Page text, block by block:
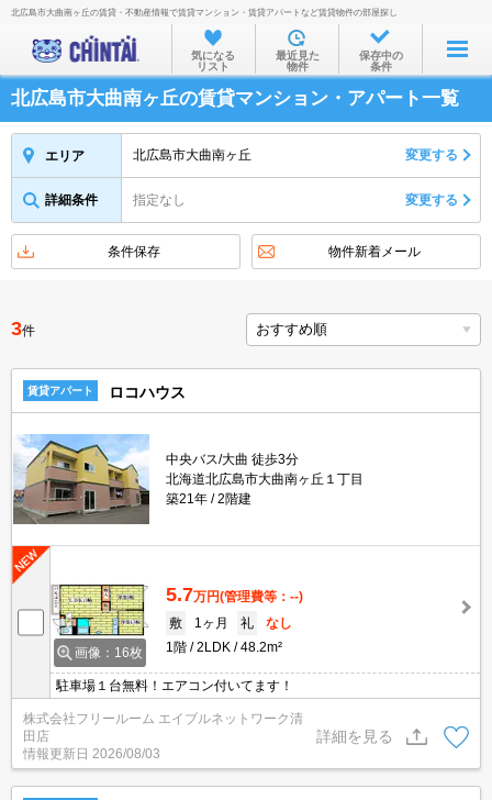
お部屋を探す
沿線・駅から
住所から
家賃相場から
物件特集から
不動産会社から
TOP
北広島市大曲南ヶ丘の賃貸・不動産情報で賃貸マンション・賃貸アパートなど賃貸物件の部屋探し
気になる
リスト
最近見た
物件
保存中の
条件
北広島市大曲南ヶ丘の賃貸マンション・アパート一覧
エリア 北広島市大曲南ヶ丘 変更する
詳細条件 指定なし 変更する
条件保存 物件新着メール
3件
賃貸アパート ロコハウス
中央バス/大曲 徒歩3分
北海道北広島市大曲南ヶ丘１丁目
築21年
2階建
画像：16枚
5.7万円(管理費等：--)
敷
1ヶ月 礼
なし
1階
2LDK 48.2m²
駐車場１台無料！エアコン付いてます！
株式会社フリールーム エイブルネットワーク清
田店
情報更新日 2026/08/03
詳細を見る